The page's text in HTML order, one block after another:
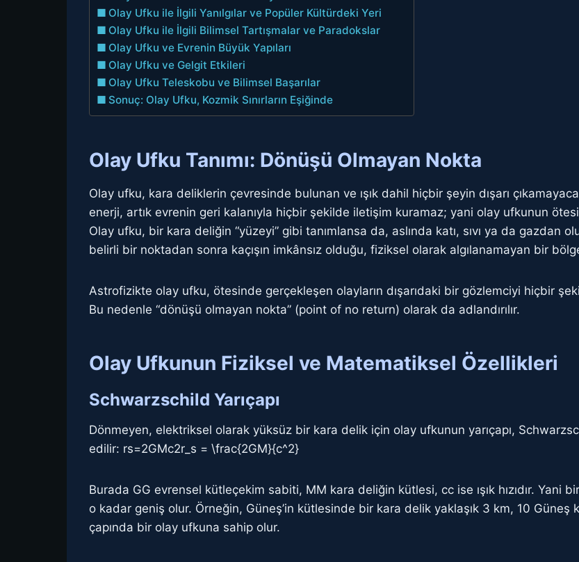
Olay Ufku ile İlgili Yanılgılar ve Popüler Kültürdeki Yeri
Olay Ufku ile İlgili Bilimsel Tartışmalar ve Paradokslar
Olay Ufku ve Evrenin Büyük Yapıları
Olay Ufku ve Gelgit Etkileri
Olay Ufku Teleskobu ve Bilimsel Başarılar
Sonuç: Olay Ufku, Kozmik Sınırların Eşiğinde
Olay Ufku Tanımı: Dönüşü Olmayan Nokta
Olay ufku, kara deliklerin çevresinde bulunan ve ışık dahil hiçbir şeyin dışarı
enerji, artık evrenin geri kalanıyla hiçbir şekilde iletişim kuramaz; yani olay ufkunun
Olay ufku, bir kara deliğin “yüzeyi” gibi tanımlansa da, aslında katı, sıvı ya da gazdan
belirli bir noktadan sonra kaçışın imkânsız olduğu, fiziksel olarak algılanamayan bir
Astrofizikte olay ufku, ötesinde gerçekleşen olayların dışarıdaki bir gözlemciyi hiçbir
Bu nedenle “dönüşü olmayan nokta” (point of no return) olarak da adlandırılır.
Olay Ufkunun Fiziksel ve Matematiksel Özellikleri
Schwarzschild Yarıçapı
Dönmeyen, elektriksel olarak yüksüz bir kara delik için olay ufkunun yarıçapı,
edilir: rs=2GMc2r_s = \frac{2GM}{c^2}
Burada GG evrensel kütleçekim sabiti, MM kara deliğin kütlesi, cc ise ışık hızıdır.
o kadar geniş olur. Örneğin, Güneş’in kütlesinde bir kara delik yaklaşık 3 km, 10
çapında bir olay ufkuna sahip olur.